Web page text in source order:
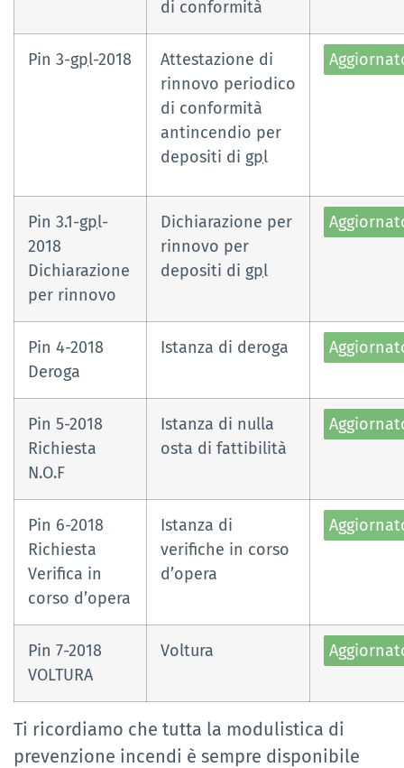
di conformità
Pin 3-gpl-2018
Attestazione di
rinnovo periodico
di conformità
antincendio per
depositi di gpl
Pin 3.1-gpl-
2018
Dichiarazione
per rinnovo
Dichiarazione per
rinnovo per
depositi di gpl
Pin 4-2018
Deroga
Istanza di deroga
Pin 5-2018
Richiesta
N.O.F
Istanza di nulla
osta di fattibilità
Pin 6-2018
Richiesta
Verifica in
corso d’opera
Istanza di
verifiche in corso
d’opera
Pin 7-2018
VOLTURA
Voltura
Ti ricordiamo che tutta la modulistica di
prevenzione incendi è sempre disponibile